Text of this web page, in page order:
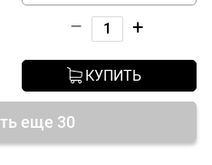
– +
КУПИТЬ
еще 30